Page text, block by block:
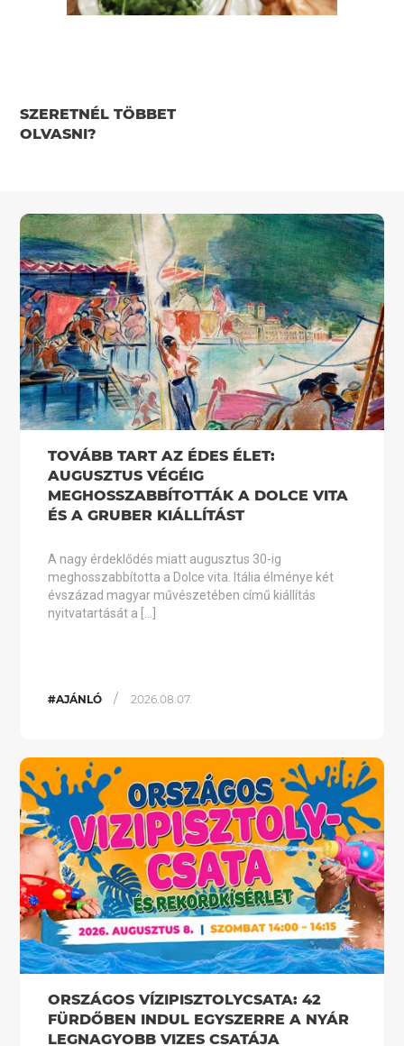
SZERETNÉL TÖBBET
OLVASNI?
TOVÁBB TART AZ ÉDES ÉLET:
AUGUSZTUS VÉGÉIG
MEGHOSSZABBÍTOTTÁK A DOLCE VITA
ÉS A GRUBER KIÁLLÍTÁST
A nagy érdeklődés miatt augusztus 30-ig
meghosszabbította a Dolce vita. Itália élménye két
évszázad magyar művészetében című kiállítás
nyitvatartását a […]
#AJÁNLÓ / 2026.08.07.
ORSZÁGOS VÍZIPISZTOLYCSATA: 42
FÜRDŐBEN INDUL EGYSZERRE A NYÁR
LEGNAGYOBB VIZES CSATÁJA